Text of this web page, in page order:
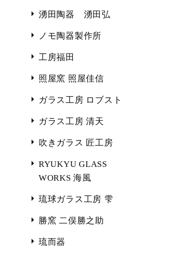
湧田陶器 湧田弘
ノモ陶器製作所
工房福田
照屋窯 照屋佳信
ガラス工房 ロブスト
ガラス工房 清天
吹きガラス 匠工房
RYUKYU GLASS
WORKS 海風
琉球ガラス工房 雫
勝窯 二俣勝之助
琉而器